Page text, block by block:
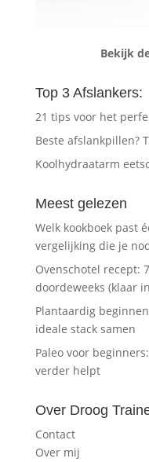
Bekijk
Top 3 Afslankers:
21 tips voor het
Beste afslankpillen?
Koolhydraatarm
Meest gelezen
Welk kookboek past
vergelijking die je
Ovenschotel recept:
doordeweeks (klaar
Plantaardig
ideale stack samen
Paleo voor
verder helpt
Over Droog
Contact
Over mij